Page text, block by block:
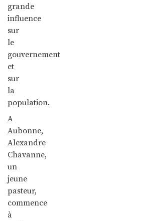
grande
influence
sur
le
gouvernement
et
sur
la
population.
A
Aubonne,
Alexandre
Chavanne,
un
jeune
pasteur,
commence
à